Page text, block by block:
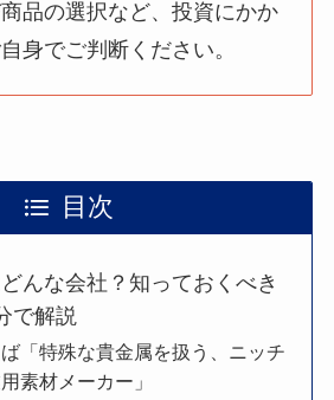
品の選択など、投資にかか
身でご判断ください。
目次
んな会社？知っておくべき
で解説
「特殊な貴金属を扱う、ニッチ
素材メーカー」